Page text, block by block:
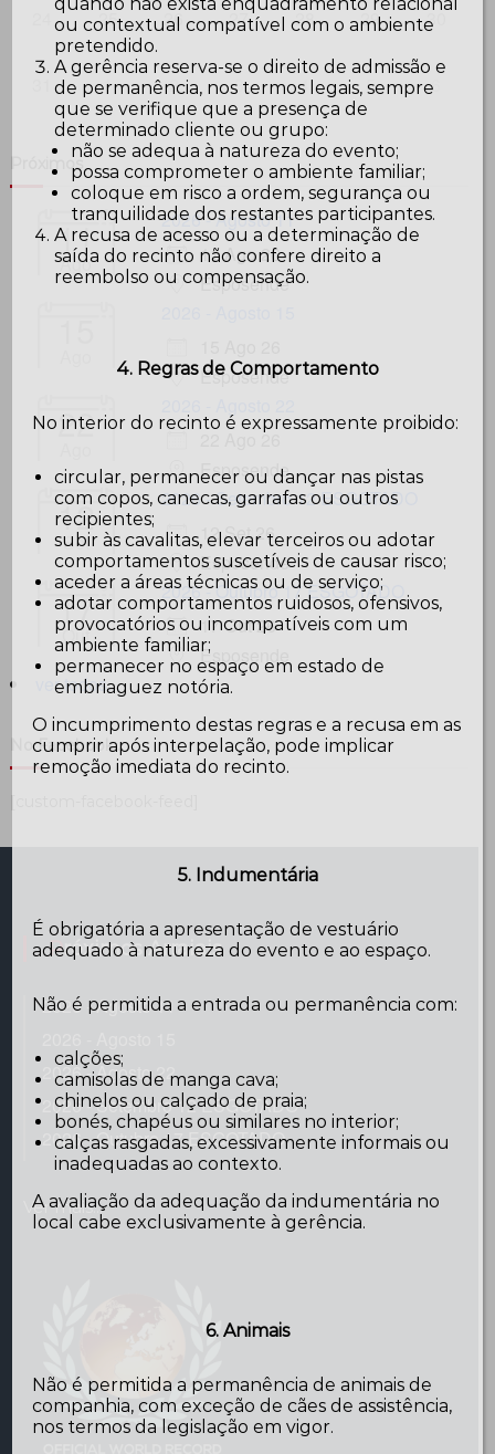
25 26 27 28 29 30
1 2 3 4 5 6
Próximos
11
Ago
2026 - Agosto 11
11 Ago 26
Esposende
Esposende
22
22 Ago 26
Esposende
12
Set
2026 - Setembro 12 ESGOTADO
12 Set 26
Esposende
17
Out
2026 - Outubro 17 ESGOTADO
17 Out 26
Esposende
ver todos...
No Facebook…
Próximos Arraiais
2026 - Agosto 11
2026 - Agosto 22
2026 - Setembro 12 ESGOTADO
2026 - Outubro 17 ESGOTADO
Ver mais...
ou contextual compatível com o ambiente
pretendido.
A gerência reserva-se o direito de admissão e
de permanência, nos termos legais, sempre
que se verifique que a presença de
determinado cliente ou grupo:
não se adequa à natureza do evento;
possa comprometer o ambiente familiar;
coloque em risco a ordem, segurança ou
tranquilidade dos restantes participantes.
A recusa de acesso ou a determinação de
saída do recinto não confere direito a
reembolso ou compensação.
4. Regras de Comportamento
No interior do recinto é expressamente proibido:
circular, permanecer ou dançar nas pistas
com copos, canecas, garrafas ou outros
recipientes;
subir às cavalitas, elevar terceiros ou adotar
comportamentos suscetíveis de causar risco;
aceder a áreas técnicas ou de serviço;
adotar comportamentos ruidosos, ofensivos,
provocatórios ou incompatíveis com um
ambiente familiar;
permanecer no espaço em estado de
embriaguez notória.
O incumprimento destas regras e a recusa em as
cumprir após interpelação, pode implicar
remoção imediata do recinto.
5. Indumentária
É obrigatória a apresentação de vestuário
adequado à natureza do evento e ao espaço.
Não é permitida a entrada ou permanência com:
calções;
camisolas de manga cava;
chinelos ou calçado de praia;
bonés, chapéus ou similares no interior;
calças rasgadas, excessivamente informais ou
inadequadas ao contexto.
A avaliação da adequação da indumentária no
local cabe exclusivamente à gerência.
6. Animais
Não é permitida a permanência de animais de
companhia, com exceção de cães de assistência,
nos termos da legislação em vigor.